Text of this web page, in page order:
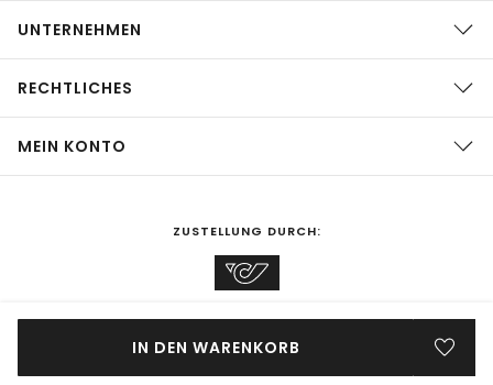
IN DEN WARENKORB
UNTERNEHMEN
RECHTLICHES
MEIN KONTO
ZUSTELLUNG DURCH: